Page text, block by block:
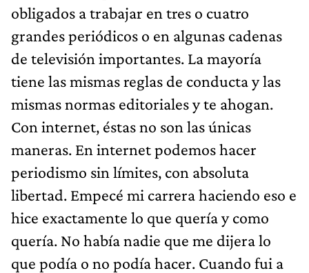
obligados a trabajar en tres o cuatro
grandes periódicos o en algunas cadenas
de televisión importantes. La mayoría
tiene las mismas reglas de conducta y las
mismas normas editoriales y te ahogan.
Con internet, éstas no son las únicas
maneras. En internet podemos hacer
periodismo sin límites, con absoluta
libertad. Empecé mi carrera haciendo eso e
hice exactamente lo que quería y como
quería. No había nadie que me dijera lo
que podía o no podía hacer. Cuando fui a